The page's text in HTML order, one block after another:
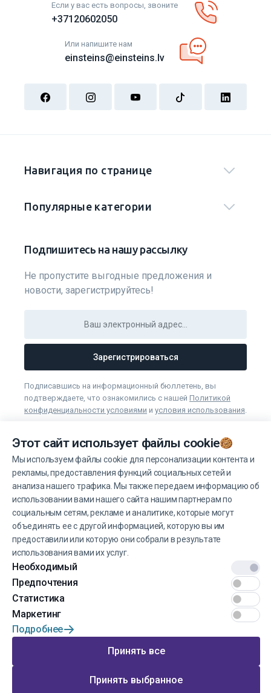
Этот сайт использует файлы cookie
Мы используем файлы cookie для персонализации контента и
рекламы, предоставления функций социальных сетей и
анализа нашего трафика. Мы также передаем информацию об
использовании вами нашего сайта нашим партнерам по
социальным сетям, рекламе и аналитике, которые могут
объединять ее с другой информацией, которую вы им
предоставили или которую они собрали в результате
использования вами их услуг.
Необходимый
Предпочтения
Статистика
Маркетинг
Подробнее
Принять все
Принять выбранное
Если у вас есть вопросы, звоните
+37120602050
Или напишите нам
einsteins@einsteins.lv
Навигация по странице
Популярные категории
Подпишитесь на нашу рассылку
Не пропустите выгодные предложения и
новости, зарегистрируйтесь!
Зарегистрироваться
Подписавшись на информационный бюллетень, вы
подтверждаете, что ознакомились с нашей Политикой
конфиденциальности условиями и условия использования.
время.
Управление файлами cookie
© 2022 EINŠTEINS AUTOSKOLA. Все права защищены.
Условия эксплуатации
Конфиденциальность
Разработка сайта от
Перейти к началу страницы